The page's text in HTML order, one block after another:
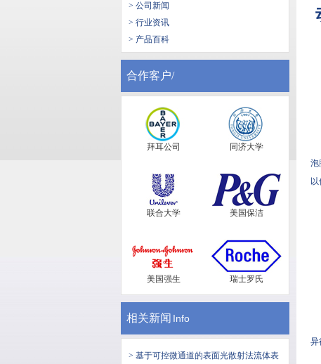
> 公司新闻
> 行业资讯
> 产品百科
合作客户/
拜耳公司 同济大学
联合大学 美国保洁
美国强生 瑞士罗氏
相关新闻 Info
> 基于可控微通道的表面光散射法流体表
泡
异